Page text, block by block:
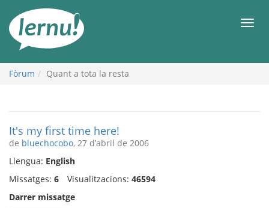
contingut
Fòrum Quant a tota la resta
It's my first time here!
de bluechocobo, 27 d’abril de 2006
Llengua: English
Missatges: 6 Visualitzacions: 46594
Darrer missatge